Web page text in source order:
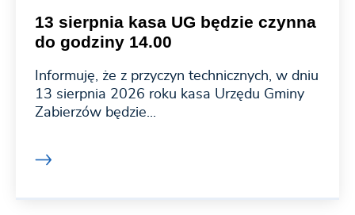
13 sierpnia kasa UG będzie czynna
do godziny 14.00
Informuję, że z przyczyn technicznych, w dniu
13 sierpnia 2026 roku kasa Urzędu Gminy
Zabierzów będzie...